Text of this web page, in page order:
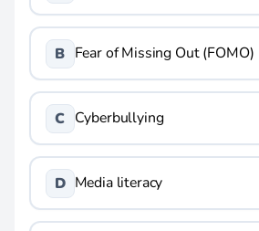
B Fear of Missing Out (FOMO)
C Cyberbullying
D Media literacy